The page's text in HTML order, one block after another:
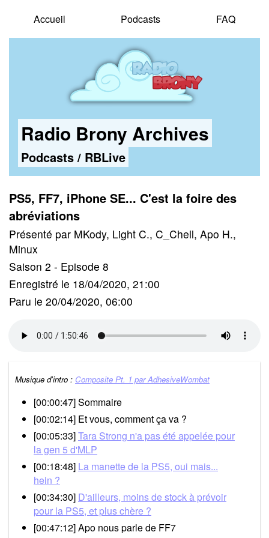
Accueil Podcasts FAQ
Radio Brony Archives
Podcasts/ RBLive
PS5, FF7, iPhone SE... C'est la foire des
abréviations
Présenté par MKody, Light C., C_Chell, Apo H.,
Minux
Saison 2 - Episode 8
Enregistré le 18/04/2020, 21:00
Paru le 20/04/2020, 06:00
Musique d'intro : Composite Pt. 1 par AdhesiveWombat
[00:00:47] Sommaire
[00:02:14] Et vous, comment ça va ?
[00:05:33]Tara Strong n'a pas été appelée pour
la gen 5 d'MLP
[00:18:48] La manette de la PS5, oui mais...
hein ?
[00:34:30] D'ailleurs, moins de stock à prévoir
pour la PS5, et plus chère ?
[00:47:12] Apo nous parle de FF7